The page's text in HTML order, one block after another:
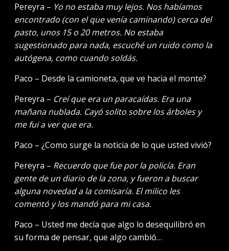
Pereyra – Yo no estaba muy lejos. Nos habíamos
encontrado (con el que venía caminando) cerca del
pasto, unos 15 o 20 metros. No estaba
sugestionado para nada, escuché un ruido como la
autógena, como cuando soldás.
Paco – Desde la camioneta, que ve hacia el monte?
Pereyra – Creí que era un paracaídas. Era una
mañana nublada. Cayó solito sobre los árboles y
me fui a ver que era.
Paco – ¿Como surge la noticia de lo que usted vivió?
Pereyra – Recuerdo que fue por la policía. Eran
gente de un diario de la zona, y fueron a buscar
alguna novedad a la comisaría. El milico les
comentó y los mandó para mi casa.
Paco – Usted me decía que algo lo desequilibró en
su forma de pensar, que algo cambió…